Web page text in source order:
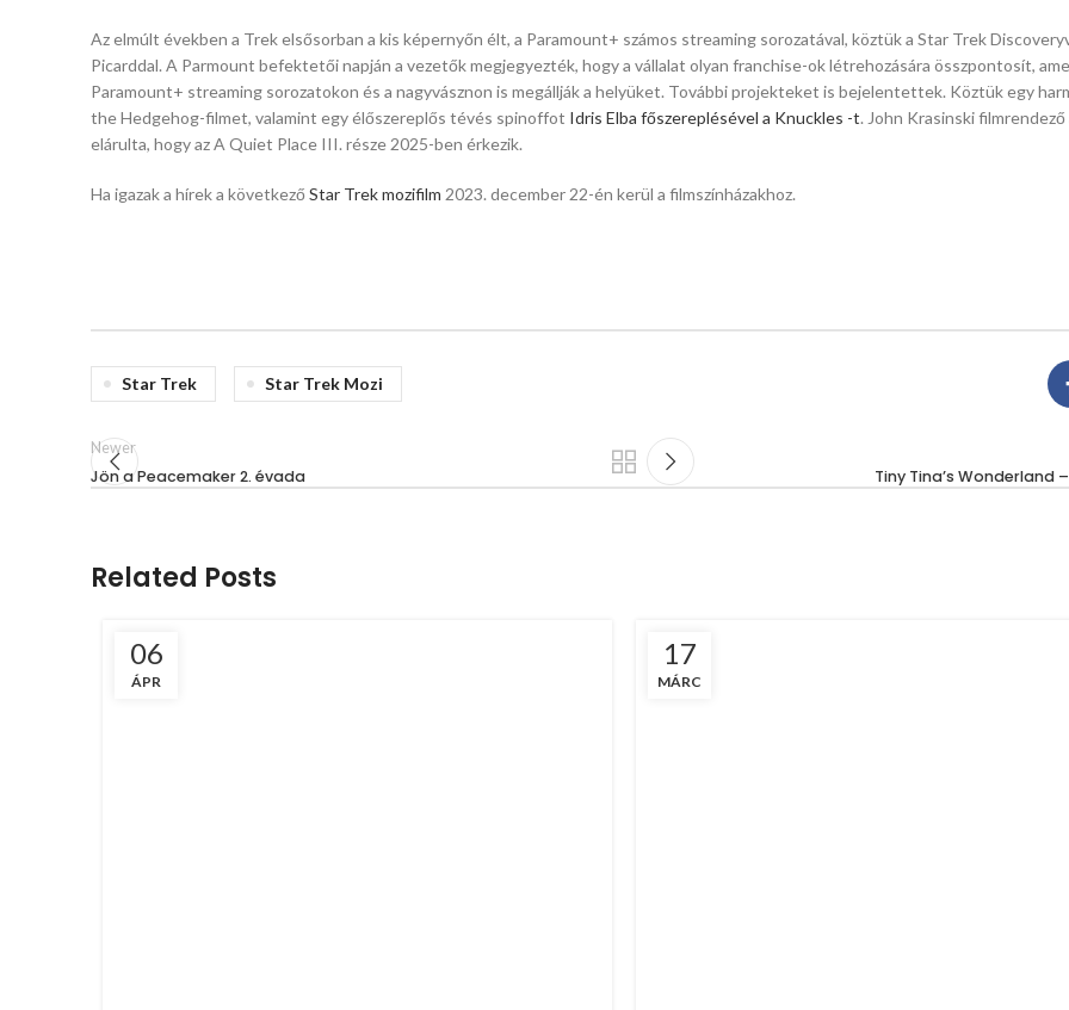
Az elmúlt években a Trek elsősorban a kis képernyőn élt, a Paramount+ számos streaming sorozatával, köztük a Star Trek
Picarddal. A Parmount befektetői napján a vezetők megjegyezték, hogy a vállalat olyan franchise-ok létrehozására összpontosít,
Paramount+ streaming sorozatokon és a nagyvásznon is megállják a helyüket. További projekteket is bejelentettek. Köztük egy
the Hedgehog-filmet, valamint egy élőszereplős tévés spinoffot Idris Elba főszereplésével a Knuckles -t. John Krasinski filmrendező
elárulta, hogy az A Quiet Place III. része 2025-ben érkezik.
Ha igazak a hírek a következő Star Trek mozifilm 2023. december 22-én kerül a filmszínházakhoz.
Star Trek Star Trek Mozi
Newer
Jön a Peacemaker 2. évada Tiny Tina’s Wonderland
Related Posts
06
ÁPR
17
MÁRC